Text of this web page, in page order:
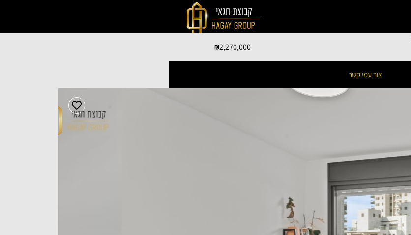
2,270,000
צור עמי קשר